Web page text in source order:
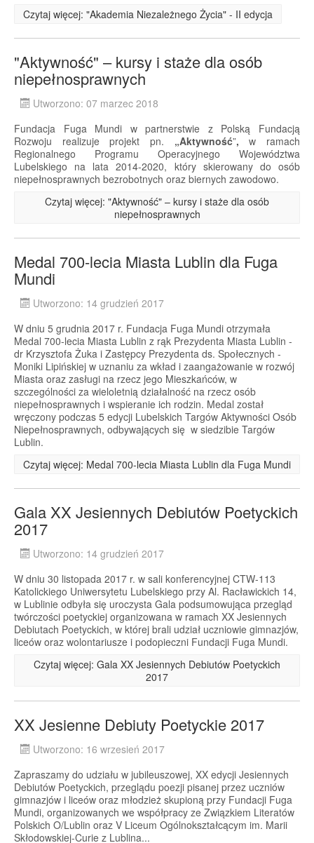
Czytaj więcej: "Akademia Niezależnego Życia" - II edycja
"Aktywność" – kursy i staże dla osób
niepełnosprawnych
Utworzono: 07 marzec 2018
Fundacja Fuga Mundi w partnerstwie z Polską Fundacją
Rozwoju realizuje projekt pn. „Aktywność”, w ramach
Regionalnego Programu Operacyjnego Województwa
Lubelskiego na lata 2014-2020, który skierowany do osób
niepełnosprawnych bezrobotnych oraz biernych zawodowo.
Czytaj więcej: "Aktywność" – kursy i staże dla osób
niepełnosprawnych
Medal 700-lecia Miasta Lublin dla Fuga
Mundi
Utworzono: 14 grudzień 2017
W dniu 5 grudnia 2017 r. Fundacja Fuga Mundi otrzymała
Medal 700-lecia Miasta Lublin z rąk Prezydenta Miasta Lublin -
dr Krzysztofa Żuka i Zastępcy Prezydenta ds. Społecznych -
Moniki Lipińskiej w uznaniu za wkład i zaangażowanie w rozwój
Miasta oraz zasługi na rzecz jego Mieszkańców, w
szczególności za wieloletnią działalność na rzecz osób
niepełnosprawnych i wspieranie ich rodzin. Medal został
wręczony podczas 5 edycji Lubelskich Targów Aktywności Osób
Niepełnosprawnych, odbywających się w siedzibie Targów
Lublin.
Czytaj więcej: Medal 700-lecia Miasta Lublin dla Fuga Mundi
Gala XX Jesiennych Debiutów Poetyckich
2017
Utworzono: 14 grudzień 2017
W dniu 30 listopada 2017 r. w sali konferencyjnej CTW-113
Katolickiego Uniwersytetu Lubelskiego przy Al. Racławickich 14,
w Lublinie odbyła się uroczysta Gala podsumowująca przegląd
twórczości poetyckiej organizowana w ramach XX Jesiennych
Debiutach Poetyckich, w której brali udział uczniowie gimnazjów,
liceów oraz wolontariusze i podopieczni Fundacji Fuga Mundi.
Czytaj więcej: Gala XX Jesiennych Debiutów Poetyckich
2017
XX Jesienne Debiuty Poetyckie 2017
Utworzono: 16 wrzesień 2017
Zapraszamy do udziału w jubileuszowej, XX edycji Jesiennych
Debiutów Poetyckich, przeglądu poezji pisanej przez uczniów
gimnazjów i liceów oraz młodzież skupioną przy Fundacji Fuga
Mundi, organizowanych we współpracy ze Związkiem Literatów
Polskich O/Lublin oraz V Liceum Ogólnokształcącym im. Marii
Skłodowskiej-Curie z Lublina...